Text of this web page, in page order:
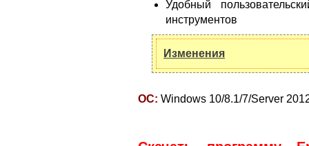
Удобный
инструментов
Изменения
ОС: Windows 10/8.1/7/Server